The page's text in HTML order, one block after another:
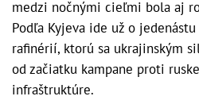
medzi nočnými cieľmi bola aj
Podľa Kyjeva ide už o
rafinérií, ktorú sa ukrajinským
od začiatku kampane proti
infraštruktúre.